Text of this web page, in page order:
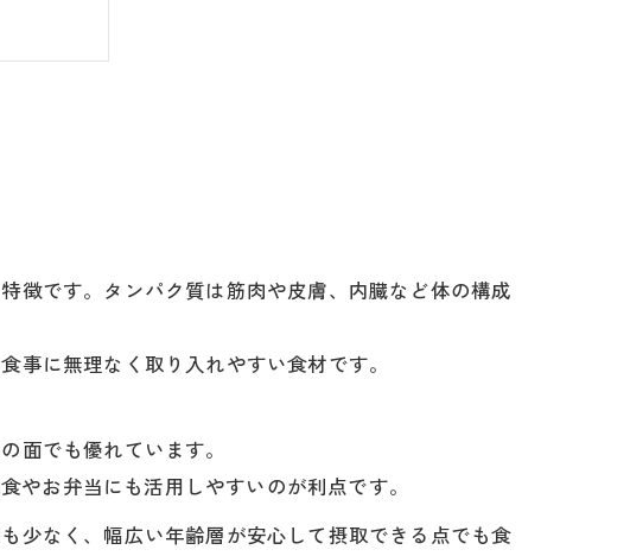
力
由
ツ
徴です。タンパク質は筋肉や皮膚、内臓など体の構成
に無理なく取り入れやすい食材です。
面でも優れています。
やお弁当にも活用しやすいのが利点です。
少なく、幅広い年齢層が安心して摂取できる点でも食